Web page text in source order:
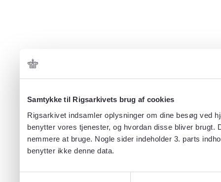
Samtykke til Rigsarkivets brug af cookies
Rigsarkivet indsamler oplysninger om dine besøg ved
benytter vores tjenester, og hvordan disse bliver
nemmere at bruge. Nogle sider indeholder 3. parts
benytter ikke denne data.